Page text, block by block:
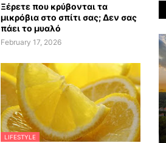
Ξέρετε που κρύβονται τα
μικρόβια στο σπίτι σας; Δεν σας
πάει το μυαλό
February 17, 2026
LIFESTYLE